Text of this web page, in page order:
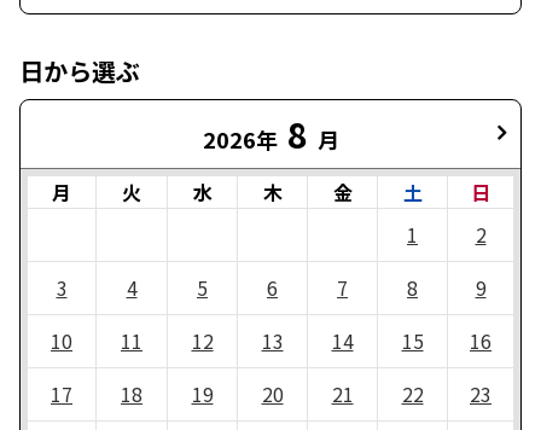
日から選ぶ
2026年 8 月
月 火 水 木 金 土
日
1
2
3
4 5 6 7 8
9
10
11 12 13 14 15
16
17
18 19 20 21 22
23